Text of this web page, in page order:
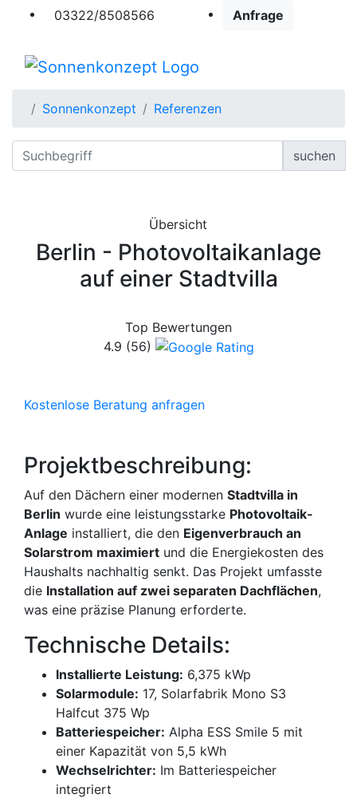
03322/8508566 Anfrage
Sonnenkonzept Referenzen
suchen
Übersicht
Berlin - Photovoltaikanlage
auf einer Stadtvilla
Top Bewertungen
4.9 (56)
Kostenlose Beratung anfragen
Projektbeschreibung:
Auf den Dächern einer modernen Stadtvilla in
Berlin wurde eine leistungsstarke Photovoltaik-
Anlage installiert, die den Eigenverbrauch an
Solarstrom maximiert und die Energiekosten des
Haushalts nachhaltig senkt. Das Projekt umfasste
die Installation auf zwei separaten Dachflächen,
was eine präzise Planung erforderte.
Technische Details:
Installierte Leistung: 6,375 kWp
Solarmodule: 17, Solarfabrik Mono S3
Halfcut 375 Wp
Batteriespeicher: Alpha ESS Smile 5 mit
einer Kapazität von 5,5 kWh
Wechselrichter: Im Batteriespeicher
integriert